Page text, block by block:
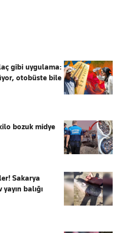
gibi uygulama:
otobüste bile
bozuk midye
Sakarya
balığı